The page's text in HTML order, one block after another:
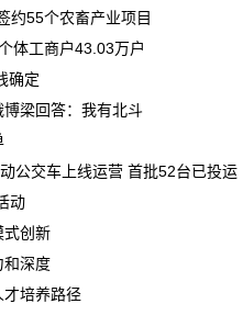
约55个农畜产业项目
体工商户43.03万户
确定
博梁回答：我有北斗
公交车上线运营 首批52台已投运
动
式创新
和深度
才培养路径